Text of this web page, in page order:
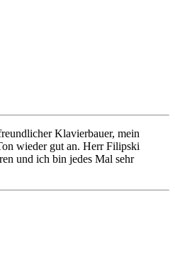
Klavierbauer, mein
wieder gut an. Herr Filipski
und ich bin jedes Mal sehr